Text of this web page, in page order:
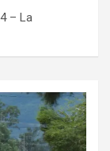
– La